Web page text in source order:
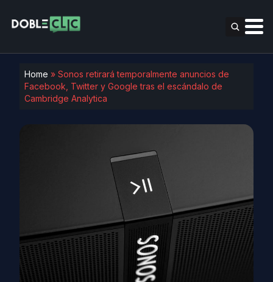
Home » Sonos retirará temporalmente anuncios de
Facebook, Twitter y Google tras el escándalo de
Cambridge Analytica